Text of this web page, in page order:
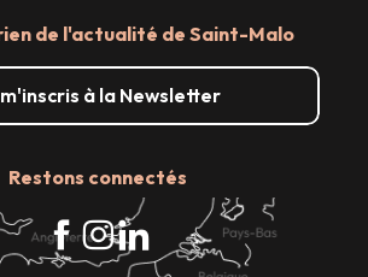
de l'actualité de Saint-Malo
à la Newsletter
Restons connectés